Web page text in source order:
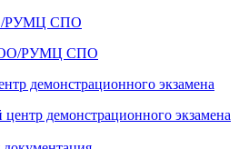
РУМЦ СПО
РУМЦ СПО
демонстрационного экзамена
демонстрационного экзамена